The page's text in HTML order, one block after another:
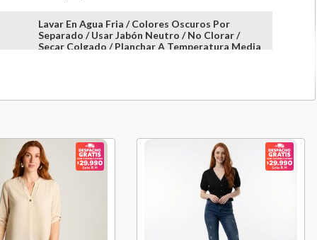
Lavar En Agua Fria / Colores Oscuros Por
Separado / Usar Jabón Neutro / No Clorar /
Secar Colgado / Planchar A Temperatura Media
Liso
Verano
Redondo